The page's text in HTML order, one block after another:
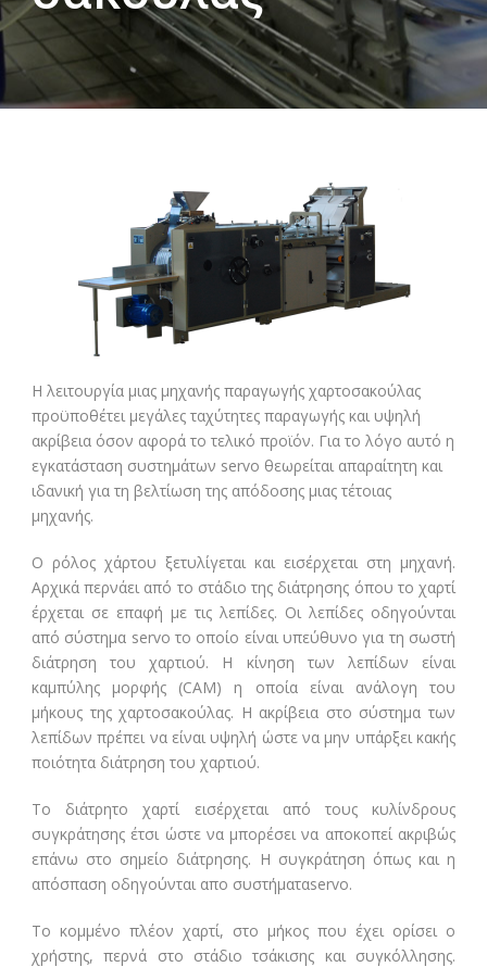
Η λειτουργία μιας μηχανής παραγωγής χαρτοσακούλας
προϋποθέτει μεγάλες ταχύτητες παραγωγής και υψηλή
ακρίβεια όσον αφορά το τελικό προϊόν. Για το λόγο αυτό η
εγκατάσταση συστημάτων servo θεωρείται απαραίτητη και
ιδανική για τη βελτίωση της απόδοσης μιας τέτοιας
μηχανής.
Ο ρόλος χάρτου ξετυλίγεται και εισέρχεται στη μηχανή.
Αρχικά περνάει από το στάδιο της διάτρησης όπου το χαρτί
έρχεται σε επαφή με τις λεπίδες. Οι λεπίδες οδηγούνται
από σύστημα servo το οποίο είναι υπεύθυνο για τη σωστή
διάτρηση του χαρτιού. Η κίνηση των λεπίδων είναι
καμπύλης μορφής (CAM) η οποία είναι ανάλογη του
μήκους της χαρτοσακούλας. Η ακρίβεια στο σύστημα των
λεπίδων πρέπει να είναι υψηλή ώστε να μην υπάρξει κακής
ποιότητα διάτρηση του χαρτιού.
Το διάτρητο χαρτί εισέρχεται από τους κυλίνδρους
συγκράτησης έτσι ώστε να μπορέσει να αποκοπεί ακριβώς
επάνω στο σημείο διάτρησης. Η συγκράτηση όπως και η
απόσπαση οδηγούνται απο συστήματαservo.
Το κομμένο πλέον χαρτί, στο μήκος που έχει ορίσει ο
χρήστης, περνά στο στάδιο τσάκισης και συγκόλλησης.